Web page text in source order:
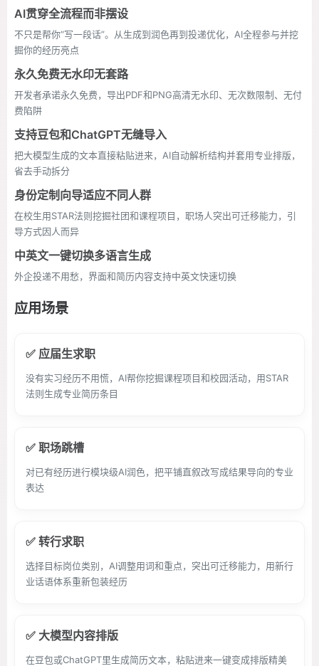
AI贯穿全流程而非摆设
不只是帮你“写一段话”。从生成到润色再到投递优化，AI全程参与并挖
掘你的经历亮点
永久免费无水印无套路
开发者承诺永久免费，导出PDF和PNG高清无水印、无次数限制、无付
费陷阱
支持豆包和ChatGPT无缝导入
把大模型生成的文本直接粘贴进来，AI自动解析结构并套用专业排版，
省去手动拆分
身份定制向导适应不同人群
在校生用STAR法则挖掘社团和课程项目，职场人突出可迁移能力，引
导方式因人而异
中英文一键切换多语言生成
外企投递不用愁，界面和简历内容支持中英文快速切换
应用场景
✅ 应届生求职
没有实习经历不用慌，AI帮你挖掘课程项目和校园活动，用STAR
法则生成专业简历条目
✅ 职场跳槽
对已有经历进行模块级AI润色，把平铺直叙改写成结果导向的专业
表达
✅ 转行求职
选择目标岗位类别，AI调整用词和重点，突出可迁移能力，用新行
业话语体系重新包装经历
✅ 大模型内容排版
在豆包或ChatGPT里生成简历文本，粘贴进来一键变成排版精美